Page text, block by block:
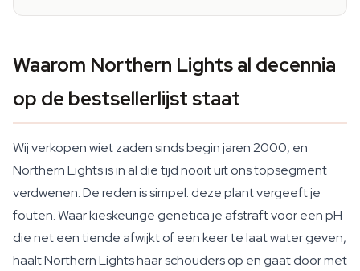
Waarom Northern Lights al decennia
op de bestsellerlijst staat
Wij verkopen wiet zaden sinds begin jaren 2000, en
Northern Lights is in al die tijd nooit uit ons topsegment
verdwenen. De reden is simpel: deze plant vergeeft je
fouten. Waar kieskeurige genetica je afstraft voor een pH
die net een tiende afwijkt of een keer te laat water geven,
haalt Northern Lights haar schouders op en gaat door met